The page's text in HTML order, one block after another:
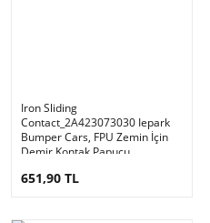
Iron Sliding
Contact_2A423073030 Iepark
Bumper Cars, FPU Zemin İçin
Demir Kontak Papucu
651,90 TL